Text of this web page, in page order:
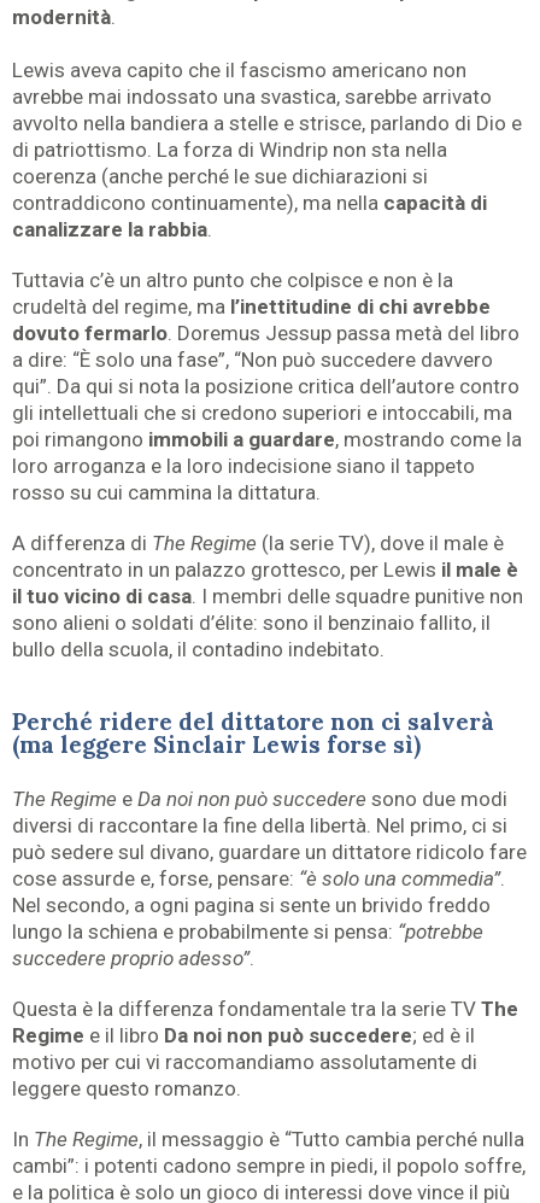
modernità.
Lewis aveva capito che il fascismo americano non
avrebbe mai indossato una svastica, sarebbe arrivato
avvolto nella bandiera a stelle e strisce, parlando di Dio e
di patriottismo. La forza di Windrip non sta nella
coerenza (anche perché le sue dichiarazioni si
contraddicono continuamente), ma nella capacità di
canalizzare la rabbia.
Tuttavia c’è un altro punto che colpisce e non è la
crudeltà del regime, ma l’inettitudine di chi avrebbe
dovuto fermarlo. Doremus Jessup passa metà del libro
a dire: “È solo una fase”, “Non può succedere davvero
qui”. Da qui si nota la posizione critica dell’autore contro
gli intellettuali che si credono superiori e intoccabili, ma
poi rimangono immobili a guardare, mostrando come la
loro arroganza e la loro indecisione siano il tappeto
rosso su cui cammina la dittatura.
A differenza di The Regime (la serie TV), dove il male è
concentrato in un palazzo grottesco, per Lewis il male è
il tuo vicino di casa. I membri delle squadre punitive non
sono alieni o soldati d’élite: sono il benzinaio fallito, il
bullo della scuola, il contadino indebitato.
Perché ridere del dittatore non ci salverà
(ma leggere Sinclair Lewis forse sì)
The Regime e Da noi non può succedere sono due modi
diversi di raccontare la fine della libertà. Nel primo, ci si
può sedere sul divano, guardare un dittatore ridicolo fare
cose assurde e, forse, pensare: “è solo una commedia”.
Nel secondo, a ogni pagina si sente un brivido freddo
lungo la schiena e probabilmente si pensa: “potrebbe
succedere proprio adesso”.
Questa è la differenza fondamentale tra la serie TV The
Regime e il libro Da noi non può succedere; ed è il
motivo per cui vi raccomandiamo assolutamente di
leggere questo romanzo.
In The Regime, il messaggio è “Tutto cambia perché nulla
cambi”: i potenti cadono sempre in piedi, il popolo soffre,
e la politica è solo un gioco di interessi dove vince il più